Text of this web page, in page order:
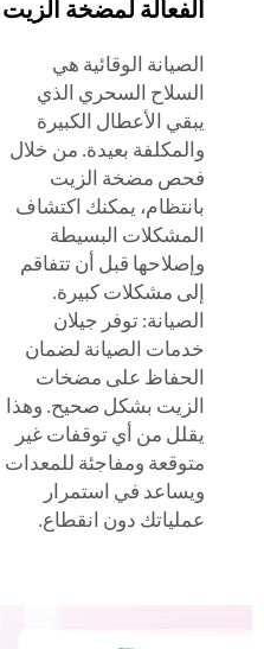
الفعالة لمضخة الزيت
الصيانة الوقائية هي
السلاح السحري الذي
يبقي الأعطال الكبيرة
والمكلفة بعيدة. من خلال
فحص مضخة الزيت
بانتظام، يمكنك اكتشاف
المشكلات البسيطة
وإصلاحها قبل أن تتفاقم
إلى مشكلات كبيرة.
الصيانة: توفر جيلان
خدمات الصيانة لضمان
الحفاظ على مضخات
الزيت بشكل صحيح. وهذا
يقلل من أي توقفات غير
متوقعة ومفاجئة للمعدات
ويساعد في استمرار
عملياتك دون انقطاع.